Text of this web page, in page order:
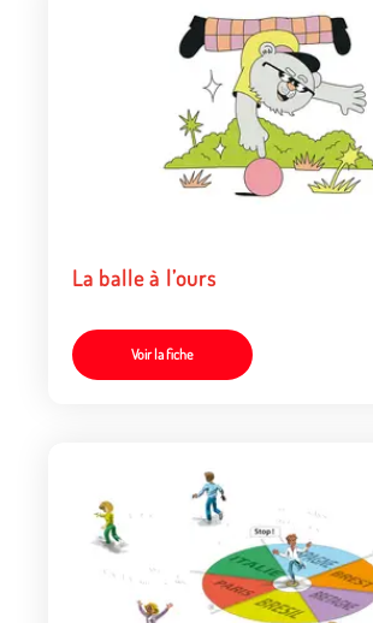
La balle à l’ours
Voir la fiche